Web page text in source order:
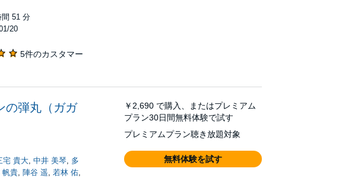
51 分
20
5件のカスタマー
の弾丸（ガガ
宅 貴大,中井 美琴, 多
帆貴, 陣谷 遥,若林 佑,
￥2,690 で購入、またはプレミアム
プラン30日間無料体験で試す
プレミアムプラン聴き放題対象
無料体験を試す